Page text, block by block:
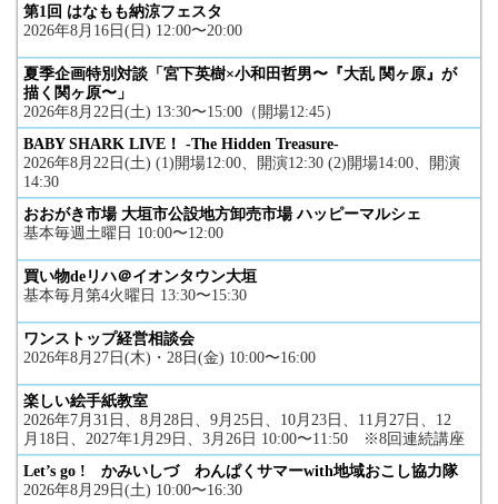
第1回 はなもも納涼フェスタ
2026年8月16日(日) 12:00〜20:00
夏季企画特別対談「宮下英樹×小和田哲男〜『大乱 関ヶ原』が
描く関ヶ原〜」
2026年8月22日(土) 13:30〜15:00（開場12:45）
BABY SHARK LIVE！ -The Hidden Treasure-
2026年8月22日(土) (1)開場12:00、開演12:30 (2)開場14:00、開演
14:30
おおがき市場 大垣市公設地方卸売市場 ハッピーマルシェ
基本毎週土曜日 10:00〜12:00
買い物deリハ＠イオンタウン大垣
基本毎月第4火曜日 13:30〜15:30
ワンストップ経営相談会
2026年8月27日(木)・28日(金) 10:00〜16:00
楽しい絵手紙教室
2026年7月31日、8月28日、9月25日、10月23日、11月27日、12
月18日、2027年1月29日、3月26日 10:00〜11:50 ※8回連続講座
Let’s go ! かみいしづ わんぱくサマーwith地域おこし協力隊
2026年8月29日(土) 10:00〜16:30